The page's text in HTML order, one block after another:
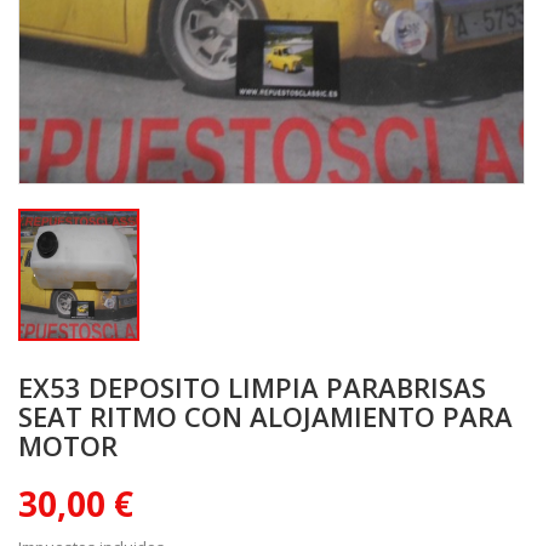
EX53 DEPOSITO LIMPIA PARABRISAS
SEAT RITMO CON ALOJAMIENTO PARA
MOTOR
30,00 €